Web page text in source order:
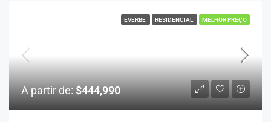
EVERBE RESIDENCIAL MELHOR PREÇO
A partir de:$444,990